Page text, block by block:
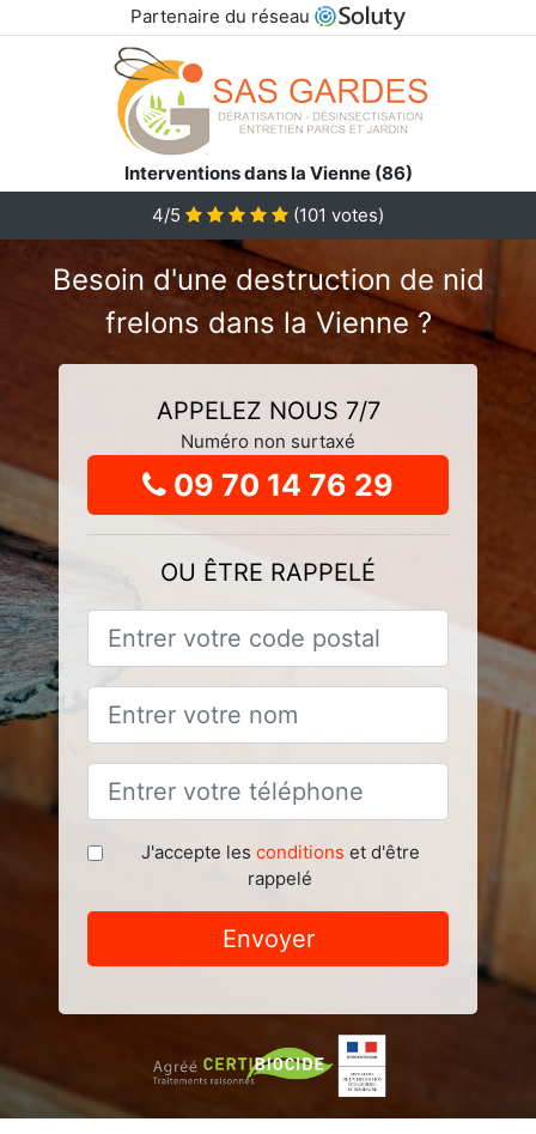
Partenaire du réseau
Interventions dans la Vienne (86)
4/5 (101 votes)
Besoin d'une destruction de nid
frelons dans la Vienne ?
APPELEZ NOUS 7/7
Numéro non surtaxé
09 70 14 76 29
OU ÊTRE RAPPELÉ
J'accepte les conditions et d'être
rappelé
Envoyer